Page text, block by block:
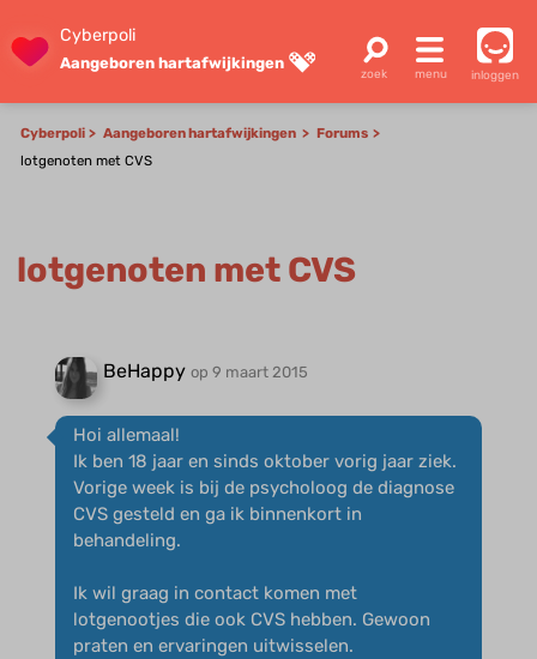
Cyberpoli
Aangeboren hartafwijkingen
inloggen
Cyberpoli Aangeboren hartafwijkingen
Forums
lotgenoten met CVS
lotgenoten met CVS
BeHappy op 9 maart 2015
Hoi allemaal!
Ik ben 18 jaar en sinds oktober vorig jaar ziek.
Vorige week is bij de psycholoog de diagnose
CVS gesteld en ga ik binnenkort in
behandeling.
Ik wil graag in contact komen met
lotgenootjes die ook CVS hebben. Gewoon
praten en ervaringen uitwisselen.